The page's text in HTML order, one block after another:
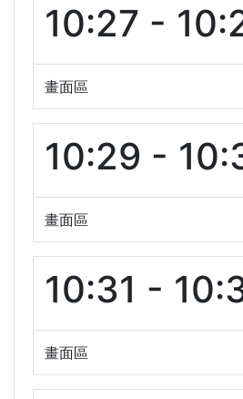
10:27 -
畫面區
10:29 -
畫面區
10:31 -
畫面區